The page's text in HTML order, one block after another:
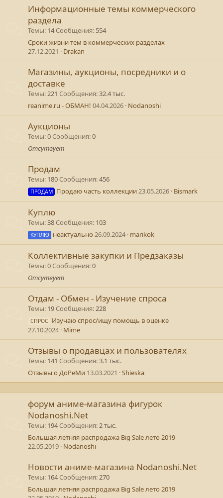
Информационные темы коммерческого
раздела
Темы 14 Сообщения 554
Сроки жизни тем в коммерческих разделах
27.12.2021
Drakan
Магазины, аукционы, посредники и о
доставке
Темы 221 Сообщения 32.4 тыс.
reanime.ru - ОБМАН! 04.04.2026 Nodanoshi
Аукционы
Темы 0 Сообщения 0
Отсутвует
Продам
Темы 180 Сообщения 456
ПРОДАМ Продаю часть коллекции23.05.2026 Bismark
Куплю
Темы 38 Сообщения 103
КУПЛЮ неактуально 26.09.2024 marikok
Коллективные закупки и Предзаказы
Темы 0 Сообщения 0
Отсутвует
Отдам - Обмен - Изучение спроса
Темы 19 Сообщения 228
СПРОС
Изучаю спрос/ищу помощь в оценке
27.10.2024 Mime
Отзывы о продавцах и пользователях
Темы 141 Сообщения 3.1 тыс.
Отзывы о ДоРеМи 13.03.2021 Shieska
форум аниме-магазина фигурок
Nodanoshi.Net
Темы 194 Сообщения 2 тыс.
Большая летняя распродажа Big Sale лето 2019
22.05.2019 Nodanoshi
Новости аниме-магазина Nodanoshi.Net
Темы 164 Сообщения 270
Большая летняя распродажа Big Sale лето 2019